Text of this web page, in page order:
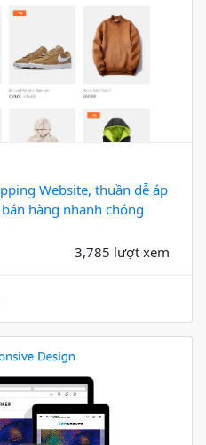
Website, thuần dễ áp
hàng nhanh chóng
3,785 lượt xem